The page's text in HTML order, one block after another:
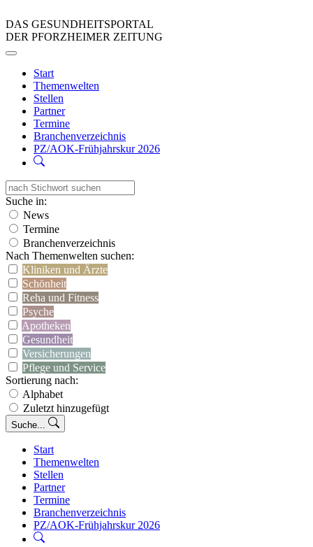
DAS GESUNDHEITSPORTAL
DER PFORZHEIMER ZEITUNG
Start
Themenwelten
Stellen
Partner
Termine
Branchenverzeichnis
PZ/AOK-Frühjahrskur 2026
Suche in:
News
Termine
Branchenverzeichnis
Nach Themenwelten suchen:
Kliniken und Ärzte
Schönheit
Reha und Fitness
Psyche
Apotheken
Gesundheit
Versicherungen
Pflege und Service
Sortierung nach:
Alphabet
Zuletzt hinzugefügt
Suche...
Start
Themenwelten
Stellen
Partner
Termine
Branchenverzeichnis
PZ/AOK-Frühjahrskur 2026